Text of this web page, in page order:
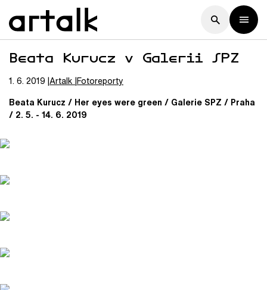
Beata Kurucz v Galerii SPZ
1. 6. 2019 Artalk Fotoreporty
Beata Kurucz / Her eyes were green / Galerie SPZ / Praha
/ 2. 5. - 14. 6. 2019